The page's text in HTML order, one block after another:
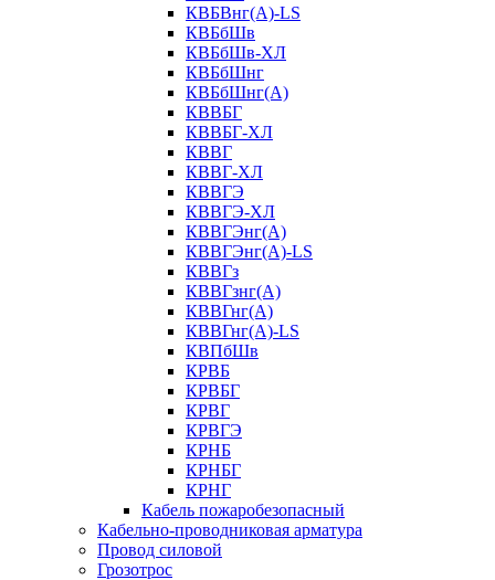
КВБВнг(А)-LS
КВБбШв
КВБбШв-ХЛ
КВБбШнг
КВБбШнг(А)
КВВБГ
КВВБГ-ХЛ
КВВГ
КВВГ-ХЛ
КВВГЭ
КВВГЭ-ХЛ
КВВГЭнг(А)
КВВГЭнг(А)-LS
КВВГз
КВВГзнг(А)
КВВГнг(А)
КВВГнг(А)-LS
КВПбШв
КРВБ
КРВБГ
КРВГ
КРВГЭ
КРНБ
КРНБГ
КРНГ
Кабель пожаробезопасный
Кабельно-проводниковая арматура
Провод силовой
Грозотрос